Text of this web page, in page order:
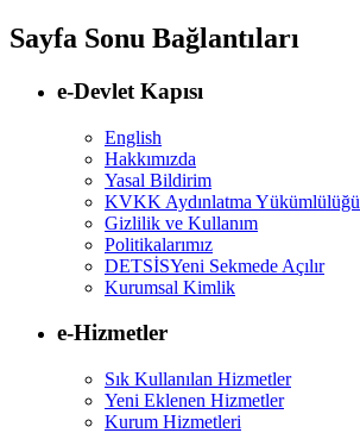
Sayfa Sonu Bağlantıları
e-Devlet Kapısı
English
Hakkımızda
Yasal Bildirim
KVKK Aydınlatma Yükümlülüğü
Gizlilik ve Kullanım
Politikalarımız
DETSİSYeni Sekmede Açılır
Kurumsal Kimlik
e-Hizmetler
Sık Kullanılan Hizmetler
Yeni Eklenen Hizmetler
Kurum Hizmetleri